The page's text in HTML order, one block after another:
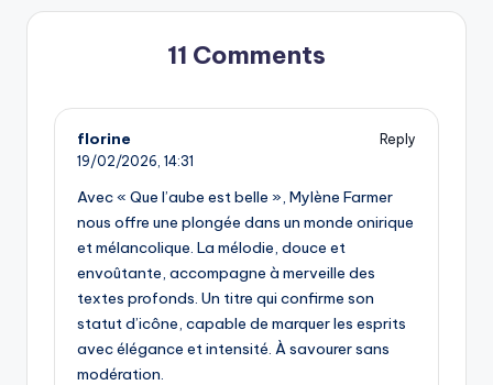
11 Comments
florine
Reply
19/02/2026, 14:31
Avec « Que l’aube est belle », Mylène Farmer
nous offre une plongée dans un monde onirique
et mélancolique. La mélodie, douce et
envoûtante, accompagne à merveille des
textes profonds. Un titre qui confirme son
statut d’icône, capable de marquer les esprits
avec élégance et intensité. À savourer sans
modération.